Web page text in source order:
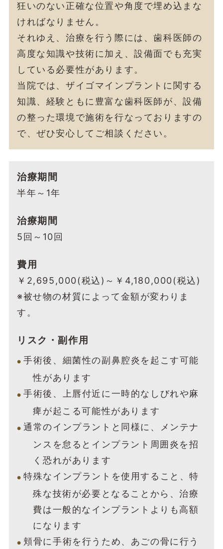
狂いのない正確な位置や角度で埋め込まな
ければなりません。
それゆえ、治療を行う際には、歯科医師の
高度な知識や技術に加え、設備面でも充実
している必要性があります。
当院では、ザイゴマインプラントに関する
知識、経験ともに豊富な歯科医師が、設備
の整った環境で施術を行なっておりますの
で、ぜひ安心してご相談ください。
治療期間
半年～1年
治療期間
5回～10回
費用
￥2,695,000(税込)～￥4,180,000(税込)
※被せ物の材質によって金額が変わりま
す。
リスク・副作用
手術後、細菌性の副鼻腔炎を起こす可能
性があります
手術後、上唇付近に一時的なしびれや麻
痺が起こる可能性があります
通常のインプラントと同様に、メンテナ
ンスを怠るとインプラント周囲炎を招
く恐れがあります
特殊なインプラントを使用すること、特
殊な技術が必要となることから、治療
費は一般的なインプラントよりも高額
になります
頬骨に手術を行うため、あごの骨に行う